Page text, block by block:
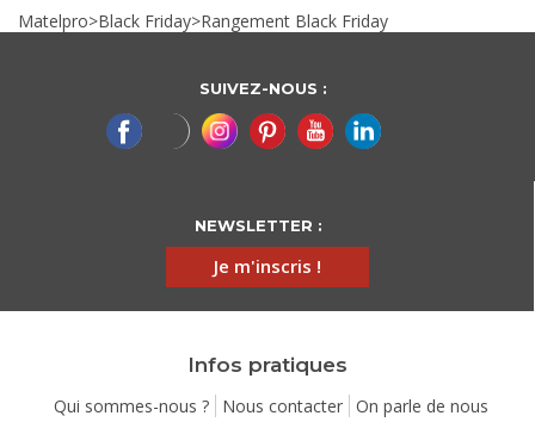
Matelpro>Black Friday>Rangement Black Friday
SUIVEZ-NOUS :
NEWSLETTER :
Je m'inscris !
Infos pratiques
Qui sommes-nous ? Nous contacter
On parle de nous